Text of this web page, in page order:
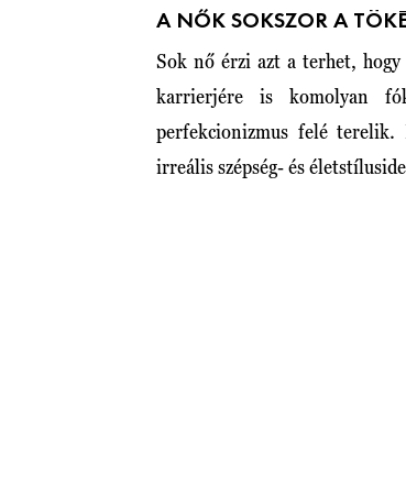
A NŐK SOKSZOR A
Sok nő érzi azt a terhet,
karrierjére is komolyan
perfekcionizmus felé terelik.
irreális szépség- és